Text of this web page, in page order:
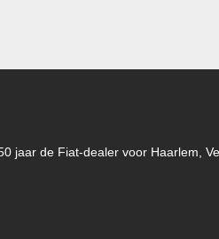
jaar de Fiat-dealer voor Haarlem,